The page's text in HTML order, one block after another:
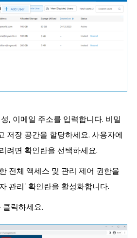
, 이메일 주소를 입력합니다. 비밀
저장 공간을 할당하세요. 사용자에
려면 확인란을 선택하세요.
전체 액세스 및 관리 제어 권한을
관리' 확인란을 활성화합니다.
릭하세요.